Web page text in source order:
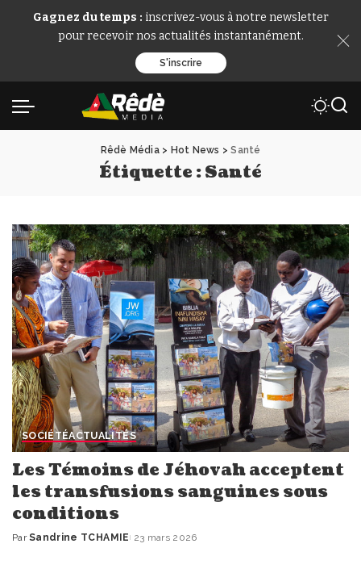
Gagnez du temps : inscrivez-vous à notre newsletter
pour recevoir nos actualités instantanément.
S'inscrire
Rêdè Média> Hot News >Santé
Étiquette :Santé
SOCIÉTÉACTUALITÉS
Les Témoins de Jéhovah acceptent
les transfusions sanguines sous
conditions
Publié
Par Sandrine TCHAMIE 23 mars 2026